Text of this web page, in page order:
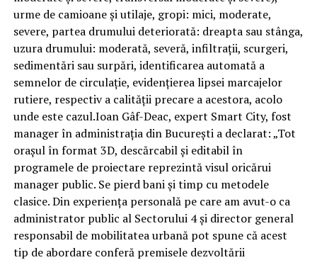
urme de camioane și utilaje, gropi: mici, moderate,
severe, partea drumului deteriorată: dreapta sau stânga,
uzura drumului: moderată, severă, infiltrații, scurgeri,
sedimentări sau surpări, identificarea automată a
semnelor de circulație, evidențierea lipsei marcajelor
rutiere, respectiv a calității precare a acestora, acolo
unde este cazul.Ioan Gâf-Deac, expert Smart City, fost
manager în administrația din București a declarat: „Tot
orașul în format 3D, descărcabil și editabil în
programele de proiectare reprezintă visul oricărui
manager public. Se pierd bani și timp cu metodele
clasice. Din experiența personală pe care am avut-o ca
administrator public al Sectorului 4 și director general
responsabil de mobilitatea urbană pot spune că acest
tip de abordare conferă premisele dezvoltării